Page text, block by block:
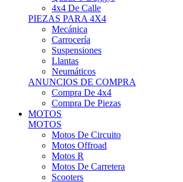
PIEZAS PARA 4X4
Mecánica
Carrocería
Suspensiones
Llantas
Neumáticos
ANUNCIOS DE COMPRA
Compra De 4x4
Compra De Piezas
MOTOS
MOTOS
Motos De Circuito
Motos Offroad
Motos R
Motos De Carretera
Scooters
Remolques